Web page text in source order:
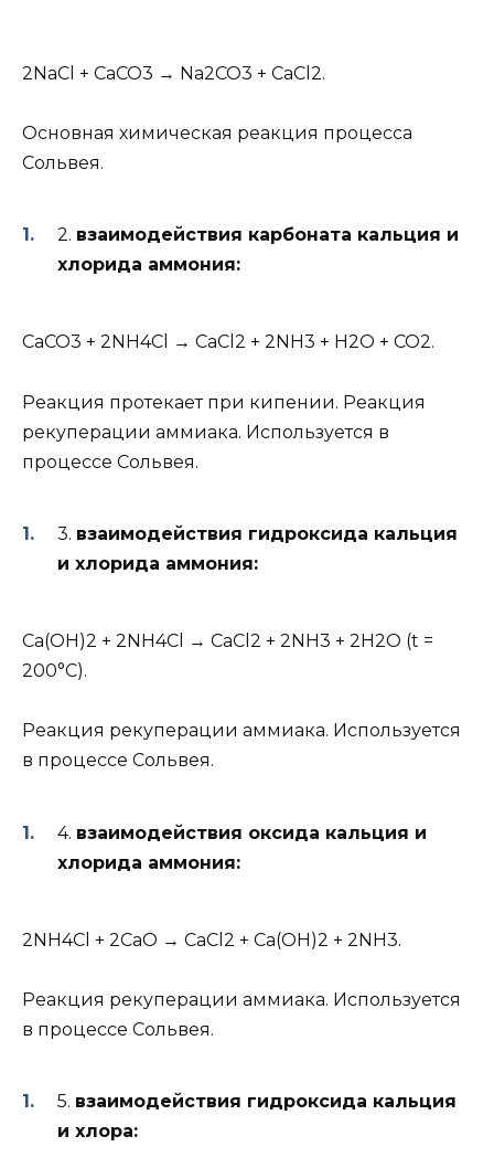
2NaCl + CaCO3 → Na2CO3 + CaCl2.
Основная химическая реакция процесса
Сольвея.
2. взаимодействия карбоната кальция и
хлорида аммония:
CaCO3 + 2NH4Cl → CaCl2 + 2NH3 + H2O + CO2.
Реакция протекает при кипении. Реакция
рекуперации аммиака. Используется в
процессе Сольвея.
3. взаимодействия гидроксида кальция
и хлорида аммония:
Ca(OH)2 + 2NH4Cl → CaCl2 + 2NH3 + 2H2O (t =
200°C).
Реакция рекуперации аммиака. Используется
в процессе Сольвея.
4. взаимодействия оксида кальция и
хлорида аммония:
2NH4Cl + 2CaO → CaCl2 + Ca(OH)2 + 2NH3.
Реакция рекуперации аммиака. Используется
в процессе Сольвея.
5. взаимодействия гидроксида кальция
и хлора: